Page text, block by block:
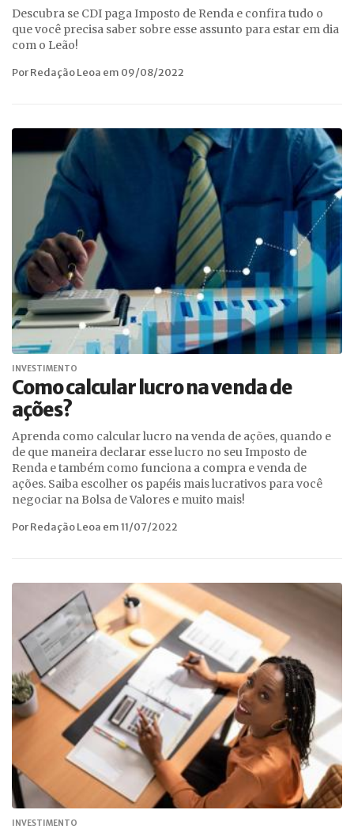
Descubra se CDI paga Imposto de Renda e confira tudo o
que você precisa saber sobre esse assunto para estar em dia
com o Leão!
Por Redação Leoa em 09/08/2022
INVESTIMENTO
Como calcular lucro na venda de
ações?
Aprenda como calcular lucro na venda de ações, quando e
de que maneira declarar esse lucro no seu Imposto de
Renda e também como funciona a compra e venda de
ações. Saiba escolher os papéis mais lucrativos para você
negociar na Bolsa de Valores e muito mais!
Por Redação Leoa em 11/07/2022
INVESTIMENTO